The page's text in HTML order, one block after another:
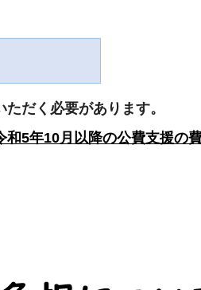
だく必要があります。
5年10月以降の公費支援の